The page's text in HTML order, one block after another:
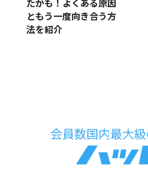
たかも！よくある原因
ともう一度向き合う方
法を紹介